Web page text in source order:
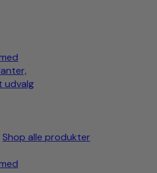
Shop alle produkter